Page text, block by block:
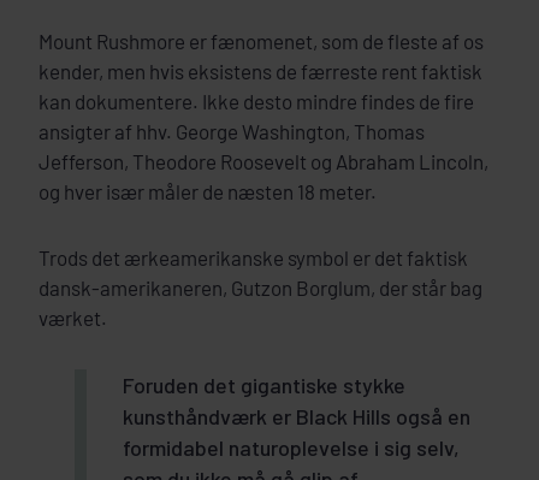
Mount Rushmore er fænomenet, som de fleste af os
kender, men hvis eksistens de færreste rent faktisk
kan dokumentere. Ikke desto mindre findes de fire
ansigter af hhv. George Washington, Thomas
Jefferson, Theodore Roosevelt og Abraham Lincoln,
og hver især måler de næsten 18 meter.
Trods det ærkeamerikanske symbol er det faktisk
dansk-amerikaneren, Gutzon Borglum, der står bag
værket.
Foruden det gigantiske stykke
kunsthåndværk er Black Hills også en
formidabel naturoplevelse i sig selv,